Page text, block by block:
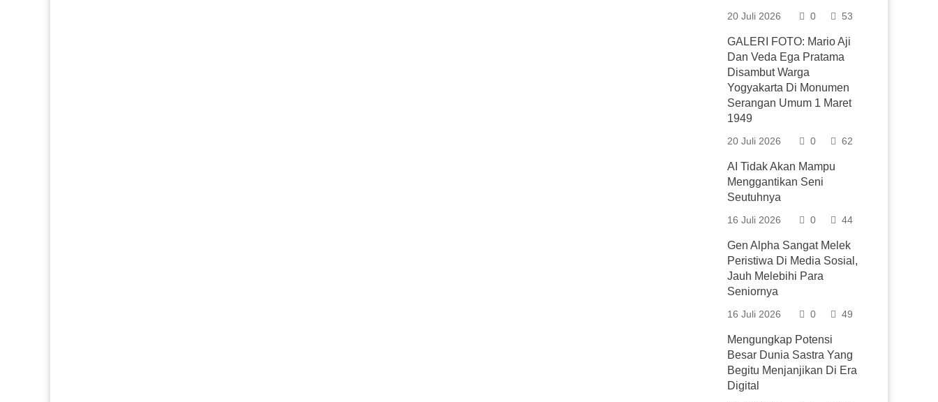
20 Juli 2026 0 53
GALERI FOTO: Mario Aji
Dan Veda Ega Pratama
Disambut Warga
Yogyakarta Di Monumen
Serangan Umum 1 Maret
1949
20 Juli 2026 0 62
AI Tidak Akan Mampu
Menggantikan Seni
Seutuhnya
16 Juli 2026 0 44
Gen Alpha Sangat Melek
Peristiwa Di Media Sosial,
Jauh Melebihi Para
Seniornya
16 Juli 2026 0 49
Mengungkap Potensi
Besar Dunia Sastra Yang
Begitu Menjanjikan Di Era
Digital